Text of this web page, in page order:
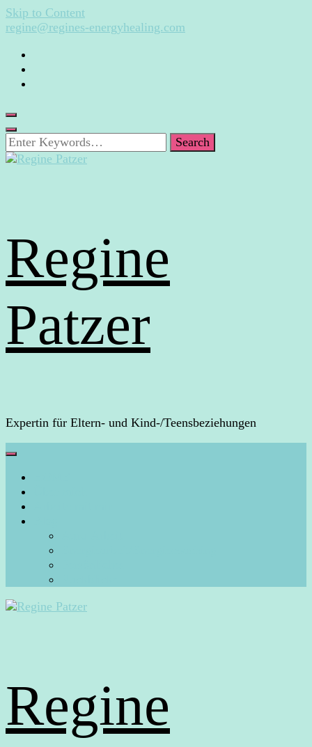
Skip to Content
regine@regines-energyhealing.com
Looking
for
Something?
Regine
Patzer
Expertin für Eltern- und Kind-/Teensbeziehungen
Regine